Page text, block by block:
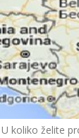
U koliko želite